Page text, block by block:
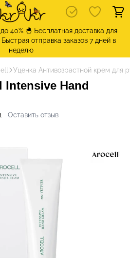
40% 🐣 Бесплатная доставка для
отправка заказов 7 дней в
неделю
Уценка Антивозрастной крем для
Intensive Hand
Оставить отзыв